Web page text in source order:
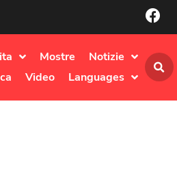
Mostre
Notizie
Video Languages